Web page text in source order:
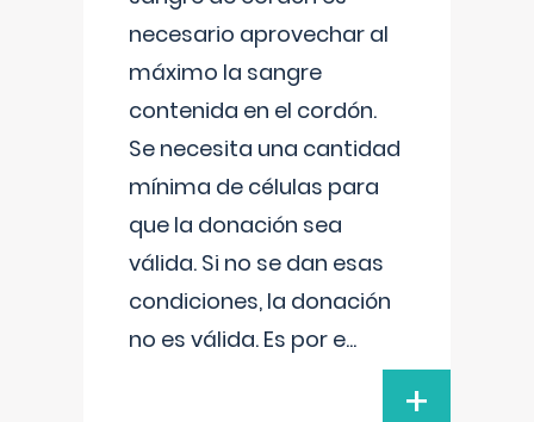
necesario aprovechar al
máximo la sangre
contenida en el cordón.
Se necesita una cantidad
mínima de células para
que la donación sea
válida. Si no se dan esas
condiciones, la donación
no es válida. Es por e...
+